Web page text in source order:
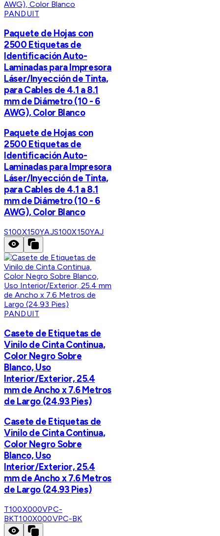
PANDUIT
Paquete de Hojas con
2500 Etiquetas de
Identificación Auto-
Laminadas para Impresora
Láser/Inyección de Tinta,
para Cables de 4.1 a 8.1
mm de Diámetro (10 - 6
AWG), Color Blanco
Paquete de Hojas con
2500 Etiquetas de
Identificación Auto-
Laminadas para Impresora
Láser/Inyección de Tinta,
para Cables de 4.1 a 8.1
mm de Diámetro (10 - 6
AWG), Color Blanco
S100X150YAJS100X150YAJ
PANDUIT
Casete de Etiquetas de
Vinilo de Cinta Continua,
Color Negro Sobre
Blanco, Uso
Interior/Exterior, 25.4
mm de Ancho x 7.6 Metros
de Largo (24.93 Pies)
Casete de Etiquetas de
Vinilo de Cinta Continua,
Color Negro Sobre
Blanco, Uso
Interior/Exterior, 25.4
mm de Ancho x 7.6 Metros
de Largo (24.93 Pies)
T100X000VPC-
BKT100X000VPC-BK